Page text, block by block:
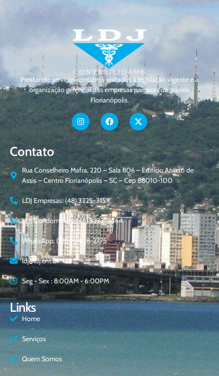
Prestando serviços contábeis voltados à legislação vigente e à
organização gerencial das empresas parceiras da grande
Florianópolis.
Contato
Rua Conselheiro Mafra, 220 – Sala 806 – Edifício Antero de
Assis – Centro Florianópolis – SC – Cep 88010-100
LDJ Empresas: (48) 3225-3159
LDJ Condomínios: (48) 3223-9564
WhatsApp: (48) 98408-2775
ldj@ldj.cnt.br
Seg - Sex : 8:00AM - 6:00PM
Links
Home
Serviços
Quem Somos